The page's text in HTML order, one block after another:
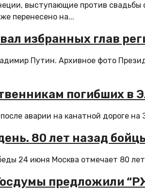
выступающие против
перенесено на...
избранных глав
Путин. Архивное фото
погибших в
аварии на канатной дороге
80 лет назад
24 июня Москва отмечает 80
предложили